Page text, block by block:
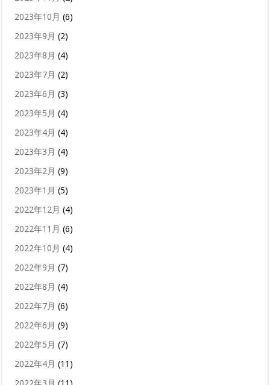
2023年10月 (6)
2023年9月 (2)
2023年8月 (4)
2023年7月 (2)
2023年6月 (3)
2023年5月 (4)
2023年4月 (4)
2023年3月 (4)
2023年2月 (9)
2023年1月 (5)
2022年12月 (4)
2022年11月 (6)
2022年10月 (4)
2022年9月 (7)
2022年8月 (4)
2022年7月 (6)
2022年6月 (9)
2022年5月 (7)
2022年4月 (11)